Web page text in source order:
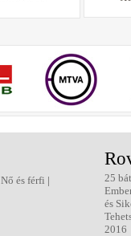
Nő és férfi |
25
és
2016